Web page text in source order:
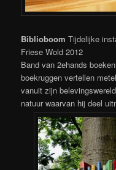
Biblioboom Tijdelijke
Friese Wold 2012
Band van 2ehands
boekruggen vertellen
vanuit zijn
natuur waarvan hij deel